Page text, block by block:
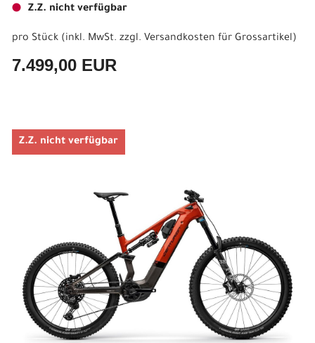
Z.Z. nicht verfügbar
pro Stück (inkl. MwSt. zzgl. Versandkosten für Grossartikel)
7.499,00 EUR
Z.Z. nicht verfügbar